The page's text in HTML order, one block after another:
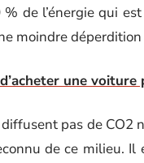
de l’énergie qui
moindre déperdition
une
pas de CO2
de ce milieu. Il